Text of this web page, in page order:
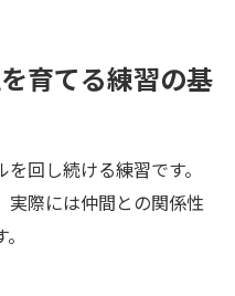
育てる練習の基
回し続ける練習です。
実際には仲間との関係性